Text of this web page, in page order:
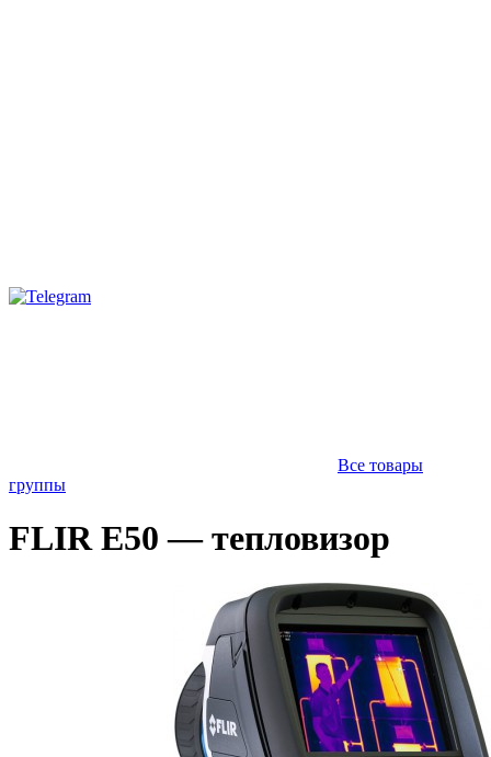
Все товары
группы
FLIR E50 — тепловизор